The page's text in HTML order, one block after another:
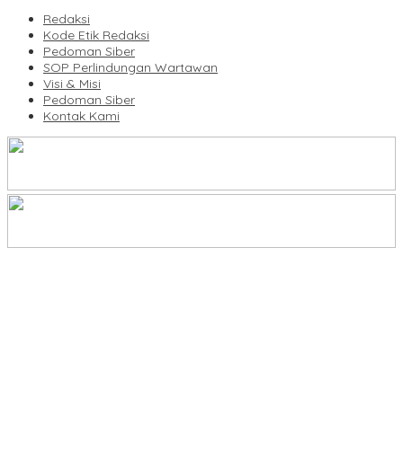
Redaksi
Kode Etik Redaksi
Pedoman Siber
SOP Perlindungan Wartawan
Visi & Misi
Pedoman Siber
Kontak Kami